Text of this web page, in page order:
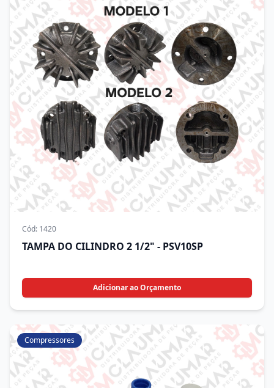
Cód: 1420
TAMPA DO CILINDRO 2 1/2" - PSV10SP
Adicionar ao Orçamento
Compressores